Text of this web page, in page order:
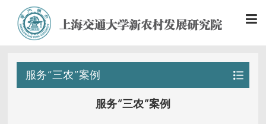
服务“三农”案例
服务“三农”案例